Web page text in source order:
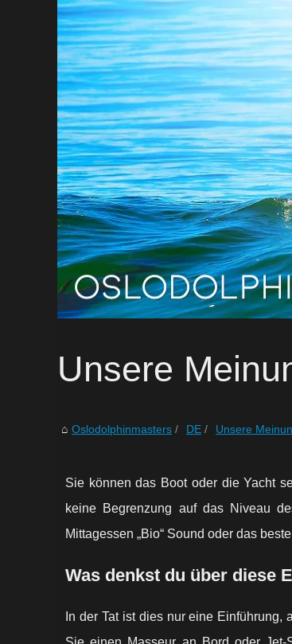
Unsere
Oslodolphinmasters DE Unsere
Sie können das Boot oder die Yacht
keine Begrenzung auf das Niveau
Mittagessen „Bio“ Sound oder das
Was denkst du über diese
In der Tat ist dies nur eine